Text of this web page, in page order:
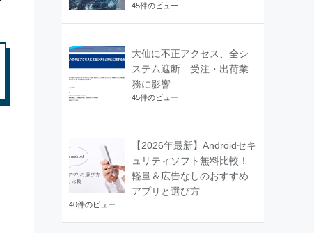
45件のビュー
大仙に不正アクセス、全シ
ステム遮断 受注・出荷業
務に影響
45件のビュー
【2026年最新】Androidセキ
ュリティソフト無料比較！
軽量＆広告なしのおすすめ
アプリと選び方
40件のビュー